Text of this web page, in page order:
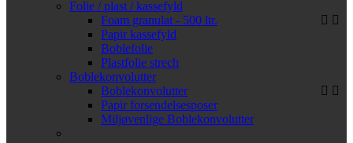
Folie / plast / kassefyld
Foam granulat - 500 ltr.
Papir kassefyld
Boblefolie
Plastfolie strech
Boblekonvolutter
Boblekonvolutter
Papir forsendelsesposer
Miljøvenlige Boblekonvolutter